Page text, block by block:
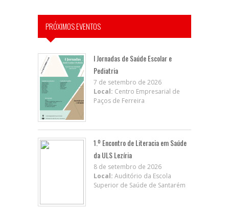
PRÓXIMOS EVENTOS
I Jornadas de Saúde Escolar e
Pediatria
7 de setembro de 2026
Local: Centro Empresarial de
Paços de Ferreira
1.º Encontro de Literacia em Saúde
da ULS Lezíria
8 de setembro de 2026
Local: Auditório da Escola
Superior de Saúde de Santarém